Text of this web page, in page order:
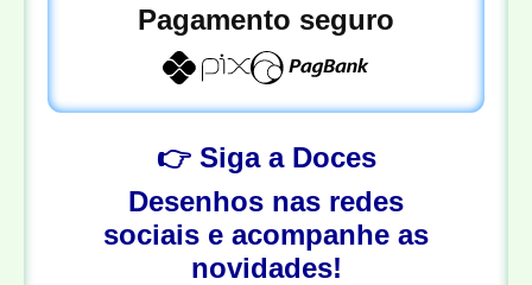
Pagamento seguro
👉 Siga a Doces
Desenhos nas redes
sociais e acompanhe as
novidades!